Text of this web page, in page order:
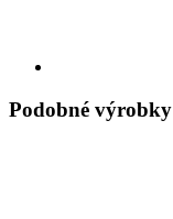
Podobné výrobky